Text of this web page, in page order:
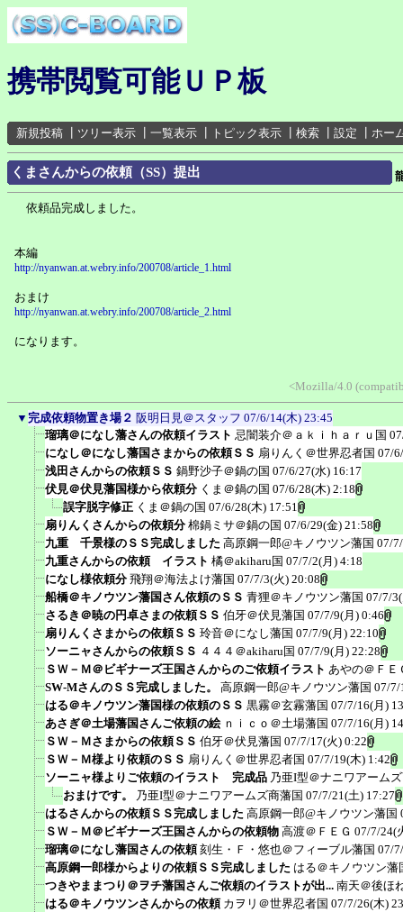
携帯閲覧可能ＵＰ板
新規投稿 ツリー表示 一覧表示 トピック表示 検索 設定 ホー
くまさんからの依頼（SS）提出
依頼品完成しました。
本編
http://nyanwan.at.webry.info/200708/article_1.html
おまけ
http://nyanwan.at.webry.info/200708/article_2.html
になります。
<Mozilla/4.0
▼ 完成依頼物置き場２ 阪明日見＠スタッフ 07/6/14(木) 23:45
瑠璃＠になし藩さんの依頼イラスト 忌闇装介＠ａｋｉｈａｒｕ国
になし＠になし藩国さまからの依頼ＳＳ 扇りんく＠世界忍者国 07/
浅田さんからの依頼ＳＳ 鍋野沙子＠鍋の国 07/6/27(水) 16:17
伏見＠伏見藩国様から依頼分 くま＠鍋の国 07/6/28(木) 2:18
誤字脱字修正 くま＠鍋の国 07/6/28(木) 17:51
扇りんくさんからの依頼分 棉鍋ミサ＠鍋の国 07/6/29(金) 21:58
九重 千景様のＳＳ完成しました 高原鋼一郎@キノウツン藩国 07/
九重さんからの依頼 イラスト 橘＠akiharu国 07/7/2(月) 4:18
になし様依頼分 飛翔＠海法よけ藩国 07/7/3(火) 20:08
船橋＠キノウツン藩国さん依頼のＳＳ 青狸＠キノウツン藩国 07/7/
さるき＠暁の円卓さまの依頼ＳＳ 伯牙＠伏見藩国 07/7/9(月) 0:46
扇りんくさまからの依頼ＳＳ 玲音＠になし藩国 07/7/9(月) 22:10
ソーニャさんからの依頼ＳＳ ４４４＠akiharu国 07/7/9(月) 22:28
ＳＷ－Ｍ＠ビギナーズ王国さんからのご依頼イラスト あやの＠ＦＥ
SW-MさんのＳＳ完成しました。
高原鋼一郎@キノウツン藩国 07/7/
はる＠キノウツン藩国様の依頼のＳＳ 黒霧＠玄霧藩国 07/7/16(月)
あさぎ＠土場藩国さんご依頼の絵 ｎｉｃｏ＠土場藩国 07/7/16(月)
ＳＷ－Ｍさまからの依頼ＳＳ 伯牙＠伏見藩国 07/7/17(火) 0:22
ＳＷ－Ｍ様より依頼のＳＳ 扇りんく＠世界忍者国 07/7/19(木) 1:42
ソーニャ様よりご依頼のイラスト 完成品 乃亜I型＠ナニワアーム
おまけです。
乃亜I型＠ナニワアームズ商藩国 07/7/21(土) 17:27
はるさんからの依頼ＳＳ完成しました 高原鋼一郎@キノウツン藩国
ＳＷ－Ｍ＠ビギナーズ王国さんからの依頼物 高渡＠ＦＥＧ 07/7/24(
瑠璃＠になし藩国さんの依頼 刻生・Ｆ・悠也＠フィーブル藩国 07/
高原鋼一郎様からよりの依頼ＳＳ完成しました はる＠キノウツン藩
つきやままつり＠ヲチ藩国さんご依頼のイラストが出... 南天＠後ほ
はる＠キノウツンさんからの依頼 カヲリ＠世界忍者国 07/7/26(木)